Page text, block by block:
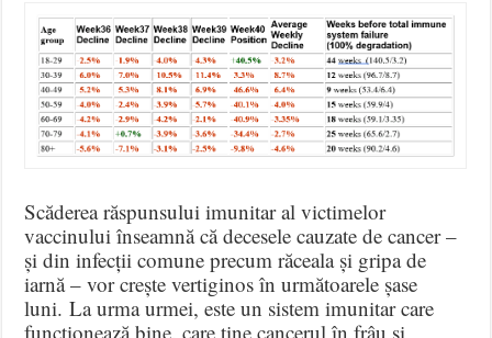
Scăderea răspunsului imunitar al victimelor
vaccinului înseamnă că decesele cauzate de cancer –
și din infecții comune precum răceala și gripa de
iarnă – vor crește vertiginos în următoarele șase
luni. La urma urmei, este un sistem imunitar care
funcționează bine, care ține cancerul în frâu și